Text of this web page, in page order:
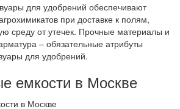
для удобрений обеспечивают
при доставке к полям,
среду от утечек. Прочные материалы и
– обязательные атрибуты
для удобрений.
емкости в Москве